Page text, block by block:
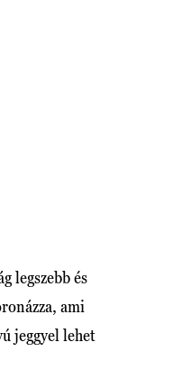
legszebb és
ami
jeggyel lehet